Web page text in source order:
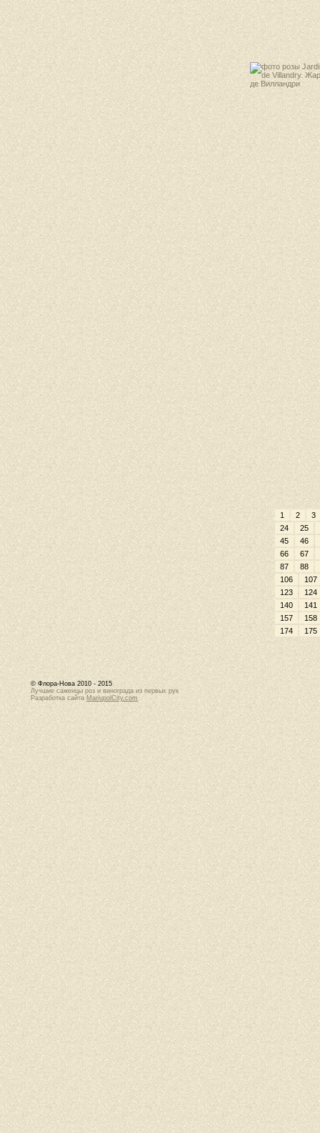
1 2
3
24
25
45
46
66
67
87
88
106
107
123
124
140
141
157
158
174
175
© Флора-Нова 2010 - 2015
Лучшие саженцы роз и винограда из первых рук
Разработка сайта MariupolCity.com